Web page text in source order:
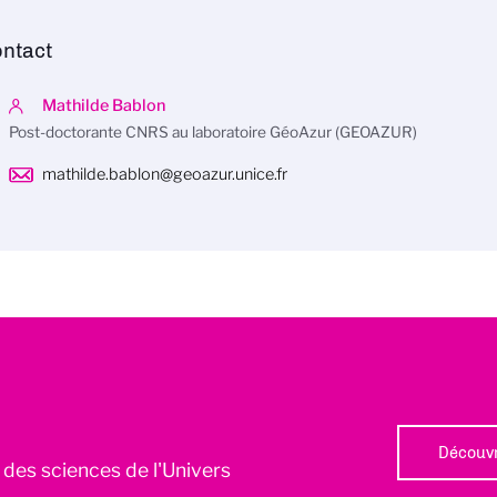
Mathilde Bablon
Post-doctorante CNRS au laboratoire GéoAzur (GEOAZUR)
mathilde.bablon@geoazur.unice.fr
sciences de l'Univers